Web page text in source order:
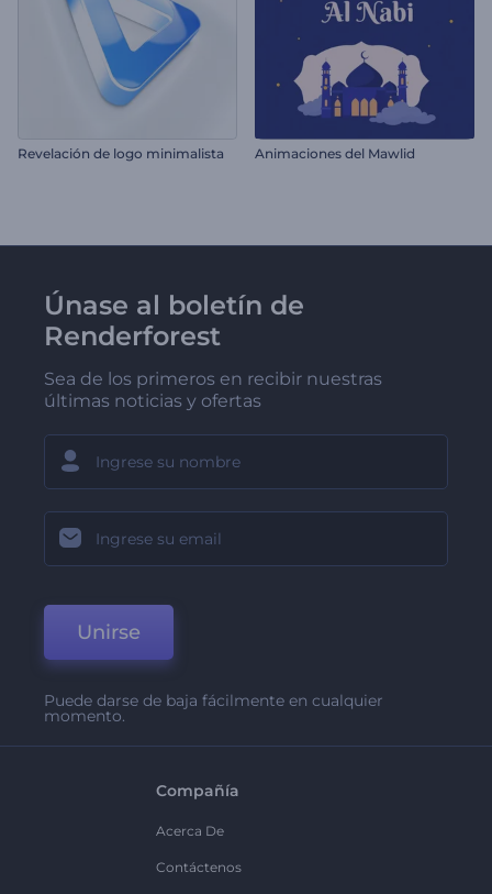
Revelación de logo minimalista Animaciones del Mawlid
Únase al boletín de
Renderforest
Sea de los primeros en recibir nuestras
últimas noticias y ofertas
Unirse
Puede darse de baja fácilmente en cualquier
momento.
Compañía
Acerca De
Contáctenos